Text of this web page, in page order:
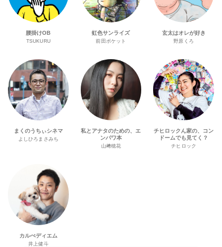
腰掛けOB
TSUKURU
虹色サンライズ
前田ポケット
玄太はオレが好き
野原くろ
まくのうちぃシネマ
よしひろまさみち
私とアナタのための、エ
ンパワ本
山﨑穂花
チヒロックん家の、コン
ドームでも見てく？
チヒロック
カルぺディエム
井上健斗